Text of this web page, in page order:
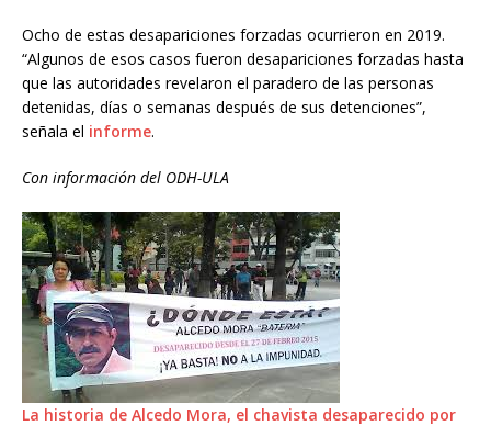
Ocho de estas desapariciones forzadas ocurrieron en 2019.
“Algunos de esos casos fueron desapariciones forzadas hasta
que las autoridades revelaron el paradero de las personas
detenidas, días o semanas después de sus detenciones”,
señala el informe.
Con información del ODH-ULA
La historia de Alcedo Mora, el chavista desaparecido por